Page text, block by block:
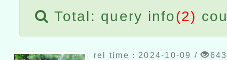
Total: query info(2)
rel time：2024-10-09 / 643